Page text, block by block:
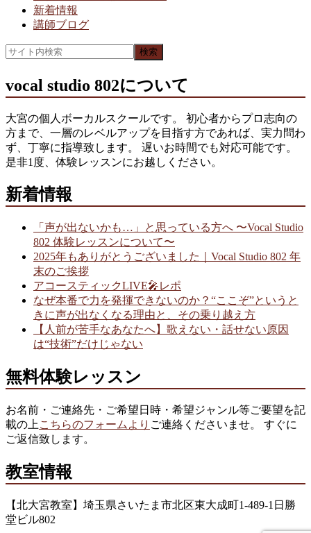
新着情報
講師ブログ
vocal studio 802について
大宮の個人ボーカルスクールです。 初心者からプロ志向の
方まで、一層のレベルアップを目指す方であれば、実力問わ
ず、丁寧に指導致します。 遅いお時間でも対応可能です。
是非1度、体験レッスンにお越しください。
新着情報
「声が出ないかも…」と思っている方へ 〜Vocal Studio
802 体験レッスンについて〜
2025年もありがとうございました｜Vocal Studio 802 年
末のご挨拶
アコースティックLIVE🎤レポ
なぜ本番で力を発揮できないのか？“ここぞ”というと
きに声が出なくなる理由と、その乗り越え方
【人前が苦手なあなたへ】歌えない・話せない原因
は“技術”だけじゃない
無料体験レッスン
お名前・ご連絡先・ご希望日時・希望ジャンル等ご要望を記
載の上 こちらのフォームより ご連絡くださいませ。 すぐに
ご返信致します。
教室情報
【北大宮教室】埼玉県さいたま市北区東大成町1-489-1日勝
堂ビル802